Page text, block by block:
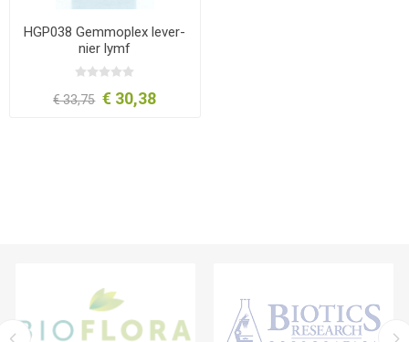
HGP038 Gemmoplex lever-
nier lymf
€ 33,75 € 30,38